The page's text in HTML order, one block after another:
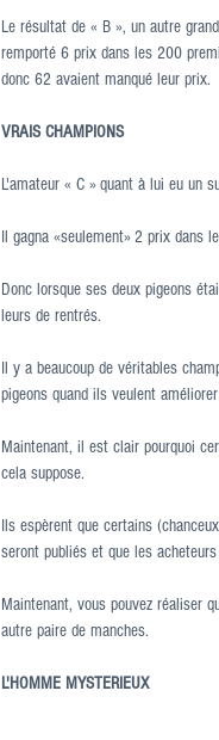
Le résultat de « B », un autre
remporté 6 prix dans les 200
donc 62 avaient manqué leur prix.
VRAIS CHAMPIONS
L'amateur « C » quant à lui eu un
Il gagna «seulement» 2 prix dans
Donc lorsque ses deux pigeons
leurs de rentrés.
Il y a beaucoup de véritables
pigeons quand ils veulent
Maintenant, il est clair pourquoi
cela suppose.
Ils espèrent que certains
seront publiés et que les
Maintenant, vous pouvez réaliser
autre paire de manches.
L'HOMME MYSTERIEUX